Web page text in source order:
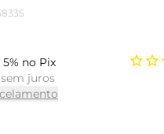
no Pix
juros